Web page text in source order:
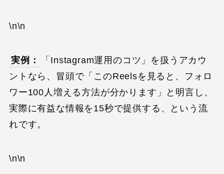
\n\n
実例：
「Instagram運用のコツ」を扱うアカウ
ントなら、冒頭で「このReelsを見ると、フォロ
ワー100人増える方法が分かります」と明言し、
実際に有益な情報を15秒で提供する、という流
れです。
\n\n